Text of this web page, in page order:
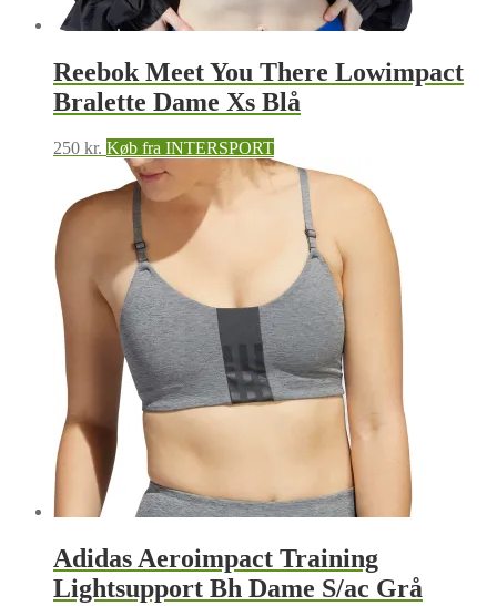
Reebok Meet You There Lowimpact
Bralette Dame Xs Blå
250 kr. Køb fra INTERSPORT
Adidas Aeroimpact Training
Lightsupport Bh Dame S/ac Grå